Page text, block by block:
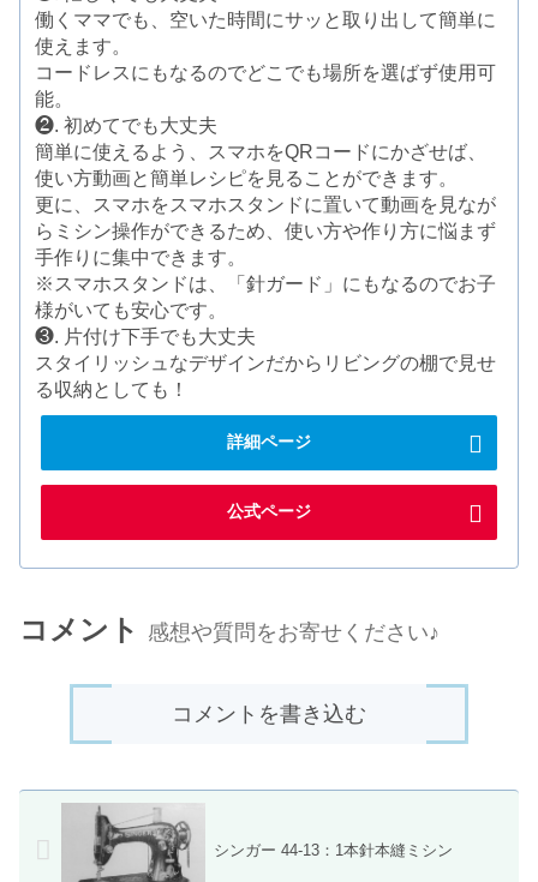
働くママでも、空いた時間にサッと取り出して簡単に
使えます。
コードレスにもなるのでどこでも場所を選ばず使用可
能。
❷. 初めてでも大丈夫
簡単に使えるよう、スマホをQRコードにかざせば、
使い方動画と簡単レシピを見ることができます。
更に、スマホをスマホスタンドに置いて動画を見なが
らミシン操作ができるため、使い方や作り方に悩まず
手作りに集中できます。
※スマホスタンドは、「針ガード」にもなるのでお子
様がいても安心です。
❸. 片付け下手でも大丈夫
スタイリッシュなデザインだからリビングの棚で見せ
る収納としても！
詳細ページ
公式ページ
コメント 感想や質問をお寄せください♪
コメントを書き込む
シンガー 44-13：1本針本縫ミシン